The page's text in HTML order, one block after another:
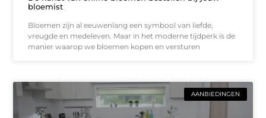
bloemist
Bloemen zijn al eeuwenlang een symbool van liefde,
vreugde en medeleven. Maar in het moderne tijdperk is de
manier waarop we bloemen kopen en versturen
AANBIEDINGEN